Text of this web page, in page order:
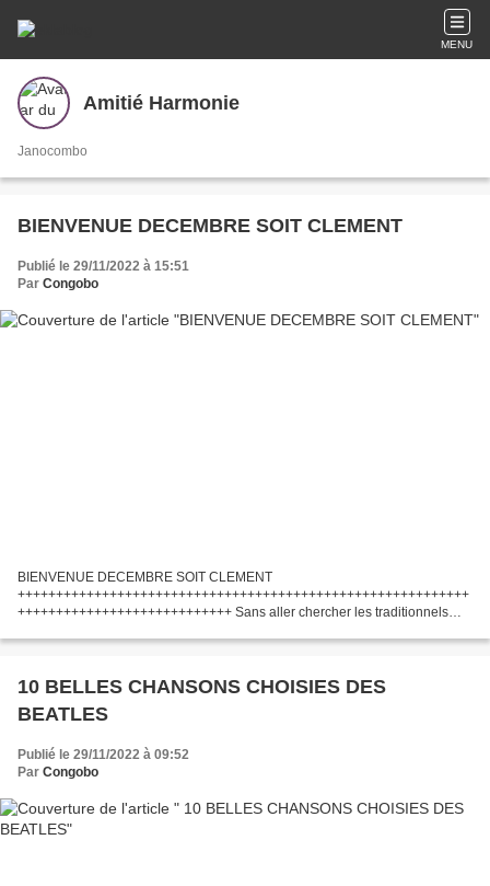
MENU
Amitié Harmonie
Janocombo
BIENVENUE DECEMBRE SOIT CLEMENT
Publié le 29/11/2022 à 15:51
Par Congobo
BIENVENUE DECEMBRE SOIT CLEMENT
+++++++++++++++++++++++++++++++++++++++++++++++++++++++++++
++++++++++++++++++++++++++++ Sans aller chercher les traditionnels
de décembre agace...
10 BELLES CHANSONS CHOISIES DES
BEATLES
Publié le 29/11/2022 à 09:52
Par Congobo